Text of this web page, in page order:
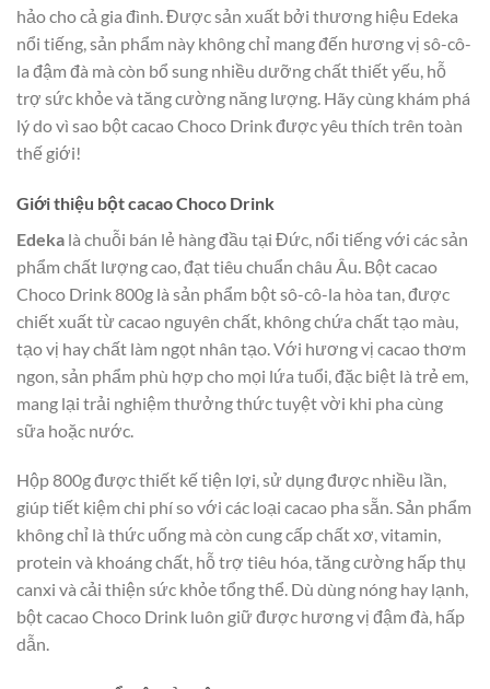
hảo cho cả gia đình. Được sản xuất bởi thương hiệu Edeka
nổi tiếng, sản phẩm này không chỉ mang đến hương vị sô-cô-
la đậm đà mà còn bổ sung nhiều dưỡng chất thiết yếu, hỗ
trợ sức khỏe và tăng cường năng lượng. Hãy cùng khám phá
lý do vì sao bột cacao Choco Drink được yêu thích trên toàn
thế giới!
Giới thiệu bột cacao Choco Drink
Edeka là chuỗi bán lẻ hàng đầu tại Đức, nổi tiếng với các sản
phẩm chất lượng cao, đạt tiêu chuẩn châu Âu. Bột cacao
Choco Drink 800g là sản phẩm bột sô-cô-la hòa tan, được
chiết xuất từ cacao nguyên chất, không chứa chất tạo màu,
tạo vị hay chất làm ngọt nhân tạo. Với hương vị cacao thơm
ngon, sản phẩm phù hợp cho mọi lứa tuổi, đặc biệt là trẻ em,
mang lại trải nghiệm thưởng thức tuyệt vời khi pha cùng
sữa hoặc nước.
Hộp 800g được thiết kế tiện lợi, sử dụng được nhiều lần,
giúp tiết kiệm chi phí so với các loại cacao pha sẵn. Sản phẩm
không chỉ là thức uống mà còn cung cấp chất xơ, vitamin,
protein và khoáng chất, hỗ trợ tiêu hóa, tăng cường hấp thụ
canxi và cải thiện sức khỏe tổng thể. Dù dùng nóng hay lạnh,
bột cacao Choco Drink luôn giữ được hương vị đậm đà, hấp
dẫn.